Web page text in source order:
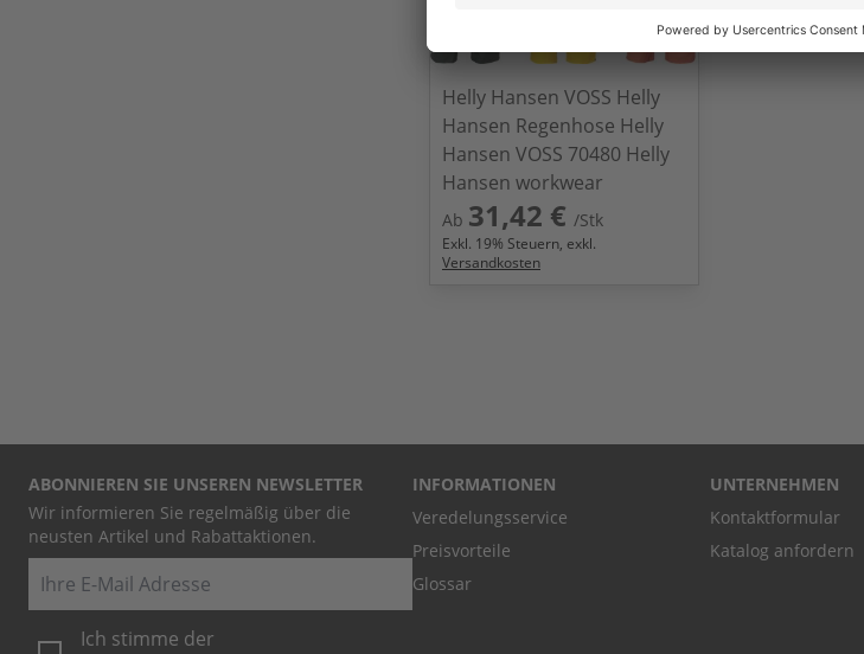
Helly Hansen VOSS Helly
Hansen Regenhose Helly
Hansen VOSS 70480 Helly
Hansen workwear
Ab 31,42 € /Stk
Exkl. 19% Steuern, exkl.
Versandkosten
ABONNIEREN SIE UNSEREN NEWSLETTER
Wir informieren Sie regelmäßig über die
neusten Artikel und Rabattaktionen.
E-Mail
Ich stimme der
INFORMATIONEN
Veredelungsservice
Preisvorteile
Glossar
UNTERNEHMEN
Kontaktformular
Katalog anfordern